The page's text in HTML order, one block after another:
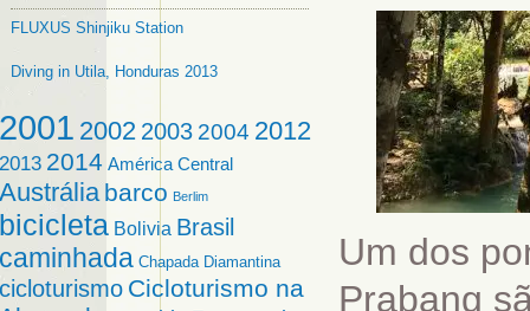
FLUXUS Shinjiku Station
Diving in Utila, Honduras 2013
2001 2002 2003 2004 2012
2013 2014 América Central
Austrália barco Berlim
bicicleta Bolivia Brasil
caminhada Chapada Diamantina
cicloturismo Cicloturismo na
Um dos
Prabang